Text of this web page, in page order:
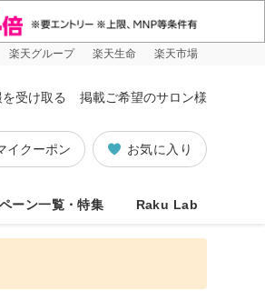
楽天グループ 楽天生命 楽天市場
受け取る 掲載ご希望のサロン様
お気に入り
イクーポン
ーン一覧・特集 Raku Lab